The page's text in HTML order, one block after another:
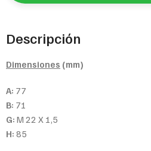
Descripción
Dimensiones (mm)
A: 77
B: 71
G: M 22 X 1,5
H: 85